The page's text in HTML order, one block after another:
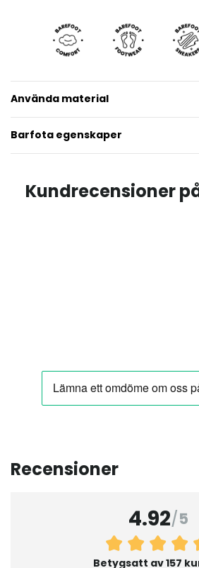
Använda material
Barfota egenskaper
Kundrecensioner
Recensioner
4.92/5
Betygsatt av 157